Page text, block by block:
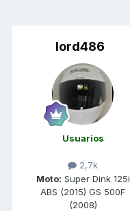
lord486
Usuarios
2,7k
Moto: Super Dink 125i
ABS (2015) GS 500F
(2008)